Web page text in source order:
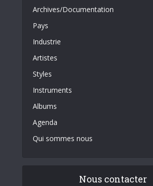
Archives/Documentation
Pays
Industrie
Artistes
Styles
Instruments
Albums
Agenda
Qui sommes nous
Nous contacter